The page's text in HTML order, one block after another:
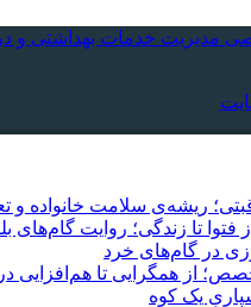
ریشه‌ی سلامت خانواده و
تا زندگی؛ روایت گام‌های
در گام‌های خرد
از همگرایی تا هم‌افزایی
یک کوه